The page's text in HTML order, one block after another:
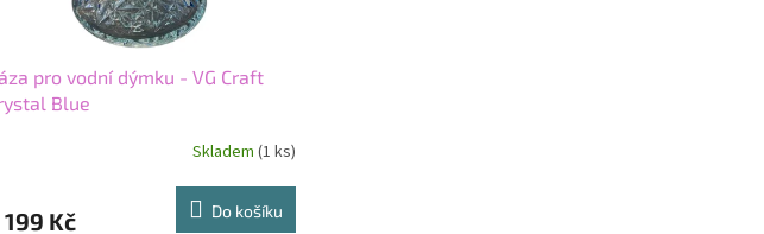
pro vodní dýmku - VG Craft
Blue
Skladem (1 ks)
Kč Do košíku